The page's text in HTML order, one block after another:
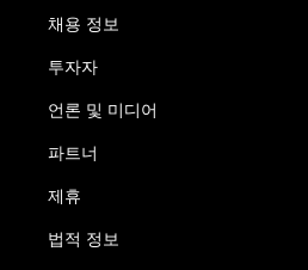
채용 정보
투자자
언론 및 미디어
파트너
제휴
법적 정보